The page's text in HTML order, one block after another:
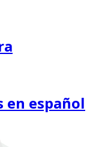
en español